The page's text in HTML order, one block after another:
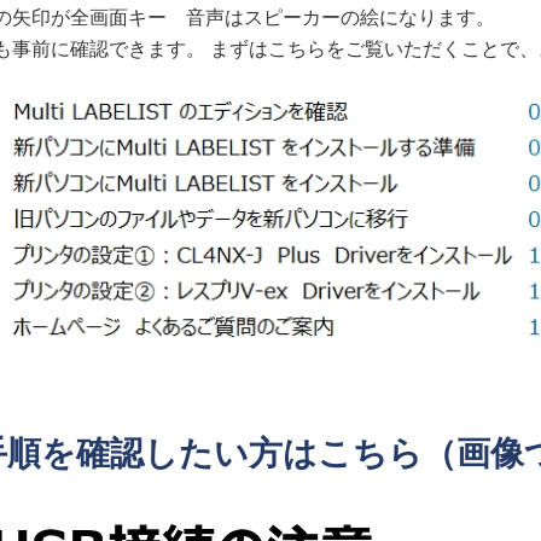
印が全画面キー 音声はスピーカーの絵になります。
前に確認できます。 まずはこちらをご覧いただくことで
を確認したい方はこちら（画像